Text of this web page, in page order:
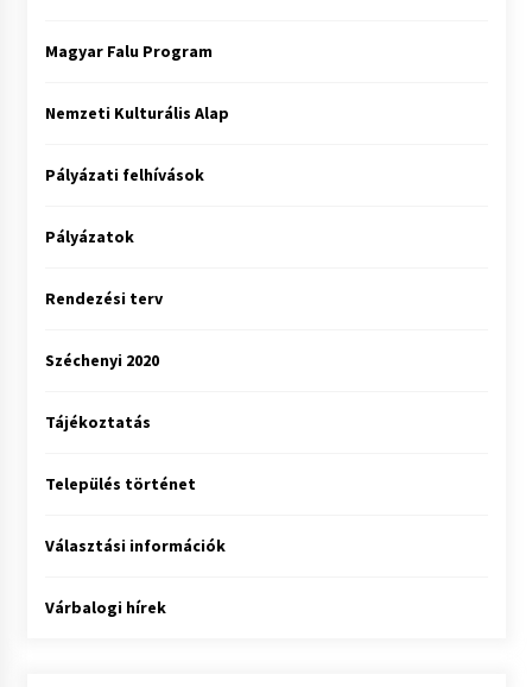
Magyar Falu Program
Nemzeti Kulturális Alap
Pályázati felhívások
Pályázatok
Rendezési terv
Széchenyi 2020
Tájékoztatás
Település történet
Választási információk
Várbalogi hírek